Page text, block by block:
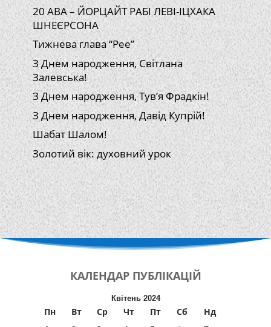
20 АВА – ЙОРЦАЙТ РАБІ ЛЕВІ-ІЦХАКА
ШНЕЄРСОНА
Тижнева глава “Рее”
З Днем народження, Світлана
Залевська!
З Днем народження, Тув’я Фрадкін!
З Днем народження, Давід Купрій!
Шабат Шалом!
Золотий вік: духовний урок
КАЛЕНДАР ПУБЛІКАЦІЙ
Квітень 2024
Пн Вт Ср Чт Пт Сб
Нд